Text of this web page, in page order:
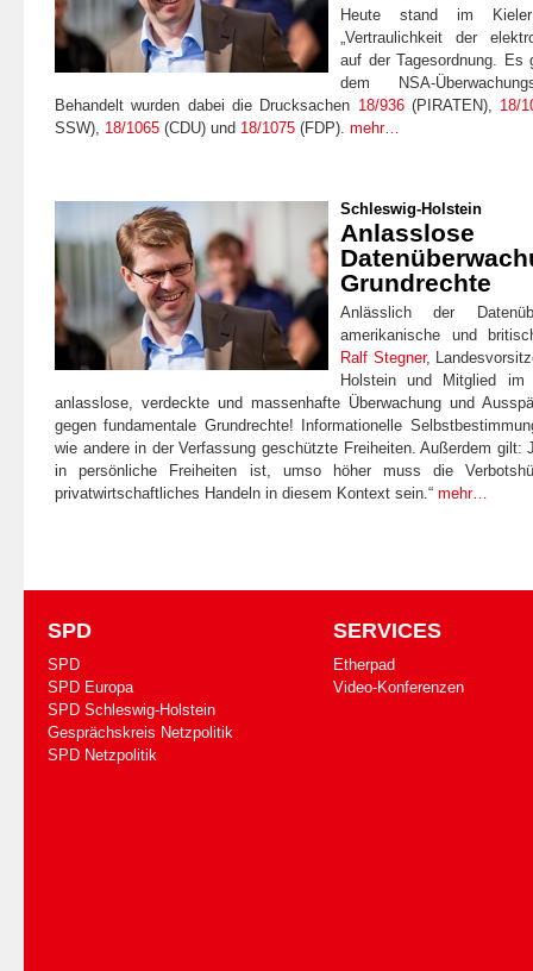
Heute stand im
„Vertraulichkeit der
auf der Tagesordnung. Es
dem NSA-
Behandelt wurden dabei die Drucksachen 18/936(PIRATEN), 18/
SSW), 18/1065 (CDU) und 18/1075 (FDP). mehr…
Schleswig-Holstein
Anlasslose
Grundrechte
Anlässlich der
amerikanische und
Ralf Stegner,
Holstein und Mitglied im
anlasslose, verdeckte und massenhafte Überwachung und
gegen fundamentale Grundrechte! Informationelle
wie andere in der Verfassung geschützte Freiheiten. Außerdem gilt:
in persönliche Freiheiten ist, umso höher muss die
privatwirtschaftliches Handeln in diesem Kontext sein.“ mehr…
SPD
SPD
SPD Europa
SPD Schleswig-Holstein
Gesprächskreis Netzpolitik
SPD Netzpolitik
SERVICES
Etherpad
Video-Konferenzen